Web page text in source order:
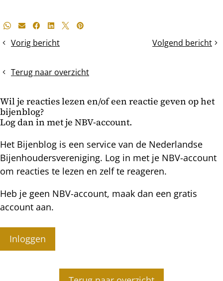
Deel
bericht
Whatsapp
E-mailFacebook
LinkedIn
X Pinterest
Vorig bericht
Celgrootte
werkster-
Volgend bericht
Sneeuw:
Terug naar overzicht
Wil je reacties lezen en/of een reactie geven op het
bijenblog?
Log dan in met je NBV-account.
Het Bijenblog is een service van de Nederlandse
Bijenhoudersvereniging. Log in met je NBV-account
om reacties te lezen en zelf te reageren.
Heb je geen NBV-account, maak dan een gratis
account aan.
Inloggen